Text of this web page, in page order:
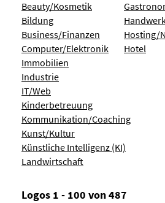
Beauty/Kosmetik
Bildung
Business/Finanzen
Computer/Elektronik
Hosting/
Hotel
Immobilien
Industrie
IT/Web
Kinderbetreuung
Kommunikation/Coaching
Kunst/Kultur
Künstliche Intelligenz (KI)
Landwirtschaft
Logos 1 - 100 von 487